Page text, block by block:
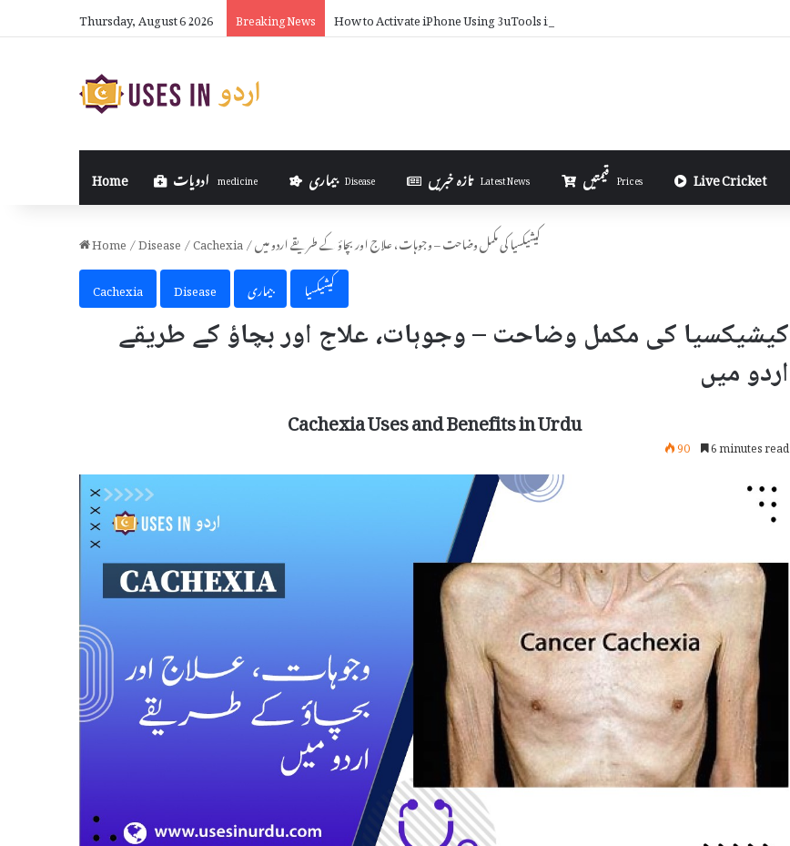
Thursday, August 6 2026 Breaking News How to Activate iPhone Using 3uTools in Urdu
Home medicine بیماری Disease تازہ خبریں Latest News Prices Live Cricket
Home/Disease/Cachexia/کیشیکسیا کی مکمل وضاحت – وجوہات، علاج اور بچاؤ کے طریقے اردو میں
Cachexia
Disease بیماری کیشیکسیا
کیشیکسیا کی مکمل وضاحت – وجوہات، علاج اور بچاؤ کے طریقے
اردو میں
Cachexia Uses and Benefits in Urdu
90 6 minutes read